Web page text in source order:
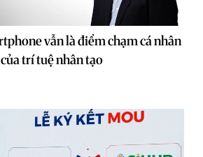
vẫn là điểm chạm cá nhân
trí tuệ nhân tạo